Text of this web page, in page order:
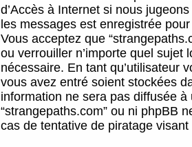
d’Accès à Internet si nous
les messages est enregistrée
Vous acceptez que
ou verrouiller n’importe quel sujet
nécessaire. En tant qu’utilisateur
vous avez entré soient stockées
information ne sera pas diffusée
“strangepaths.com” ou ni phpBB
cas de tentative de piratage